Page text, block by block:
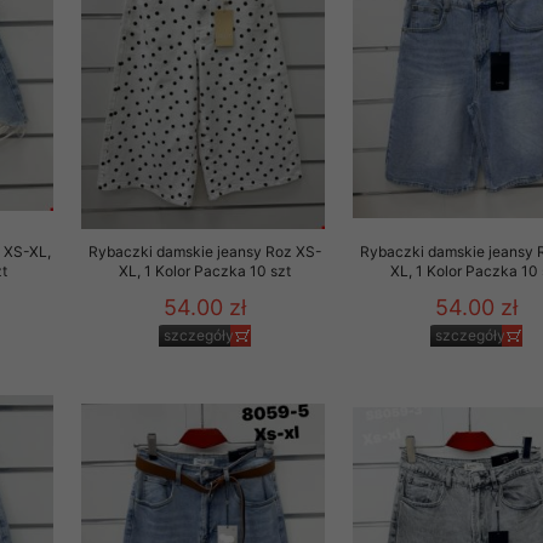
XL,
Rybaczki damskie jeansy Roz XS-
XL, 1 Kolor Paczka 10 szt
54.00 zł
szczegóły
Rybaczki damskie jeansy
XL, 1 Kolor Paczka 10
54.00 zł
szczegóły
przez OMEZ
wycofanie zgody nie
zautomatyzowanemu
osobowych.